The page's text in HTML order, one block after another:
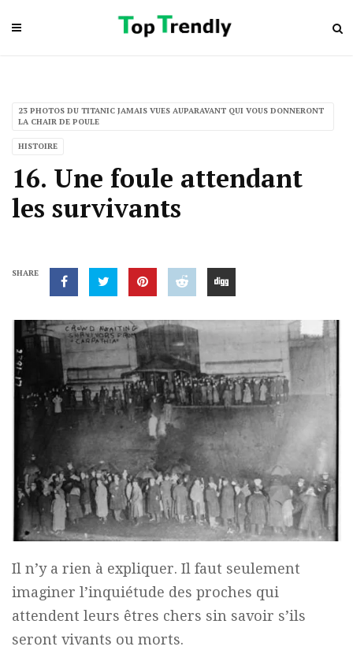
23 PHOTOS DU TITANIC JAMAIS VUES AUPARAVANT QUI VOUS DONNERONT
LA CHAIR DE POULE
HISTOIRE
16. Une foule attendant
les survivants
SHARE
Il n’y a rien à expliquer. Il faut seulement
imaginer l’inquiétude des proches qui
attendent leurs êtres chers sin savoir s’ils
seront vivants ou morts.